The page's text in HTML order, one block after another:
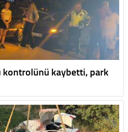
kontrolünü kaybetti, park